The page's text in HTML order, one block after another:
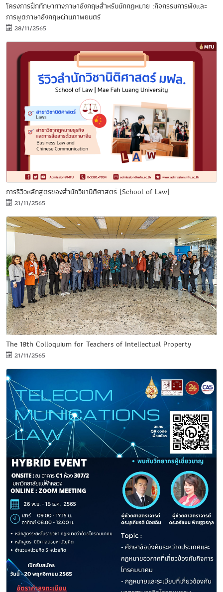
โครงการฝึกทักษาทางภาษาอังกฤษสำหรับนักกฎหมาย :กิจกรรมการฟังและ
การพูดภาษาอังกฤษผ่านภาพยนตร์
28/11/2565
การรีวิวหลักสูตรของสำนักวิชานิติศาสตร์ (School of Law)
21/11/2565
The 18th Colloquium for Teachers of Intellectual Property
21/11/2565